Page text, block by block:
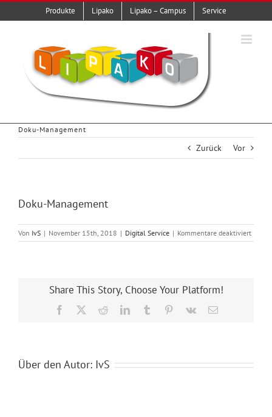
Zum
Produkte Lipako Lipako – Campus Service
Doku-Management
Zurück Vor
Doku-Management
Von IvS | November 15th, 2018 | Digital Service | Kommentare deaktiviertfür
Doku-
Share This Story, Choose Your Platform!
Facebook RedditLinkedInTumblr Pinterest
Vk
E-
Über den Autor: IvS